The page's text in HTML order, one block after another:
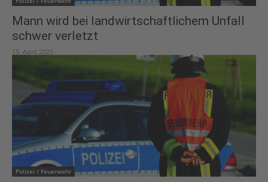
Mann wird bei landwirtschaftlichem Unfall
schwer verletzt
15. April 2025
Polizei / Feuerwehr